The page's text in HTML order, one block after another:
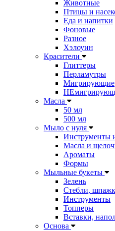
Животные
Птицы и
Еда и напитки
Фоновые
Разное
Хэлоуин
Красители
Глиттеры
Перламутры
Мигрирующие
Масла
50 мл
500 мл
Мыло с нуля
Инструменты
Масла и
Ароматы
Формы
Мыльные букеты
Зелень
Стебли,
Инструменты
Топперы
Вставки,
Основа